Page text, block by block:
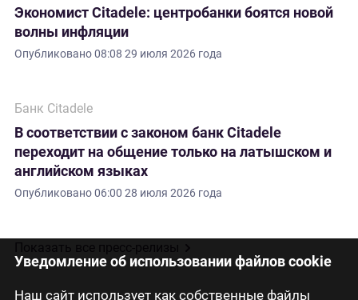
Уведомление об использовании файлов cookie
Наш сайт использует как собственные файлы
Экономист Citadele: центробанки боятся новой
волны инфляции
Опубликовано08:08 29 июля 2026 года
Банк Citadele
В соответствии с законом банк Citadele
переходит на общение только на латышском и
английском языках
Опубликовано06:00 28 июля 2026 года